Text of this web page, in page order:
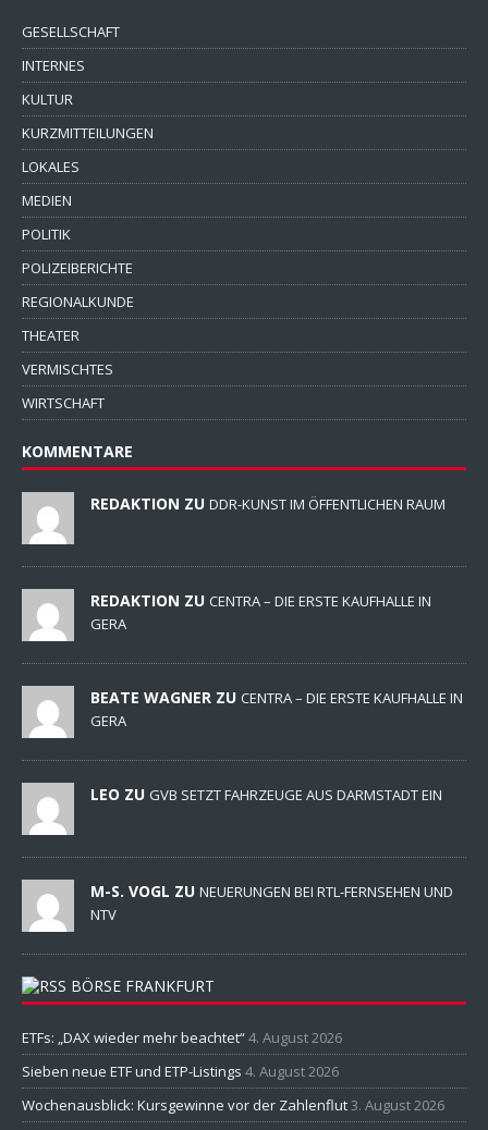
GESELLSCHAFT
INTERNES
KULTUR
KURZMITTEILUNGEN
LOKALES
MEDIEN
POLITIK
POLIZEIBERICHTE
REGIONALKUNDE
THEATER
VERMISCHTES
WIRTSCHAFT
KOMMENTARE
REDAKTION ZU DDR-KUNST IM ÖFFENTLICHEN RAUM
REDAKTION ZU CENTRA – DIE ERSTE KAUFHALLE IN
GERA
BEATE WAGNER ZU CENTRA – DIE ERSTE KAUFHALLE IN
GERA
LEO ZU GVB SETZT FAHRZEUGE AUS DARMSTADT EIN
M-S. VOGL ZU NEUERUNGEN BEI RTL-FERNSEHEN UND
NTV
BÖRSE FRANKFURT
ETFs: „DAX wieder mehr beachtet“4. August 2026
Sieben neue ETF und ETP-Listings 4. August 2026
Wochenausblick: Kursgewinne vor der Zahlenflut3. August 2026